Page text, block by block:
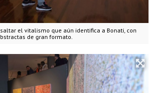
el vitalismo que aún identifica a Bonati, con
de gran formato.